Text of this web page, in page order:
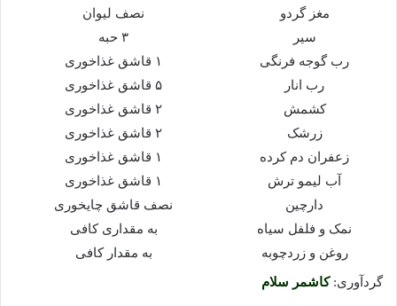
مغز گردو
نصف لیوان
سیر
۳ حبه
رب گوجه فرنگی
۱ قاشق غذاخوری
رب انار
۵ قاشق غذاخوری
کشمش
۲ قاشق غذاخوری
زرشک
۲ قاشق غذاخوری
زعفران دم کرده
۱ قاشق غذاخوری
آب لیمو ترش
۱ قاشق غذاخوری
دارچین
نصف قاشق چایخوری
نمک و فلفل سیاه
به مقداری کافی
روغن و زردچوبه
به مقدار کافی
گردآوری:کاشمر سلام